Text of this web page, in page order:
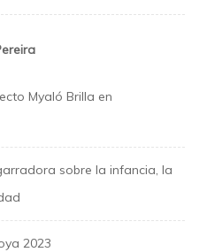
Myaló Brilla en
sobre la infancia, la
2023